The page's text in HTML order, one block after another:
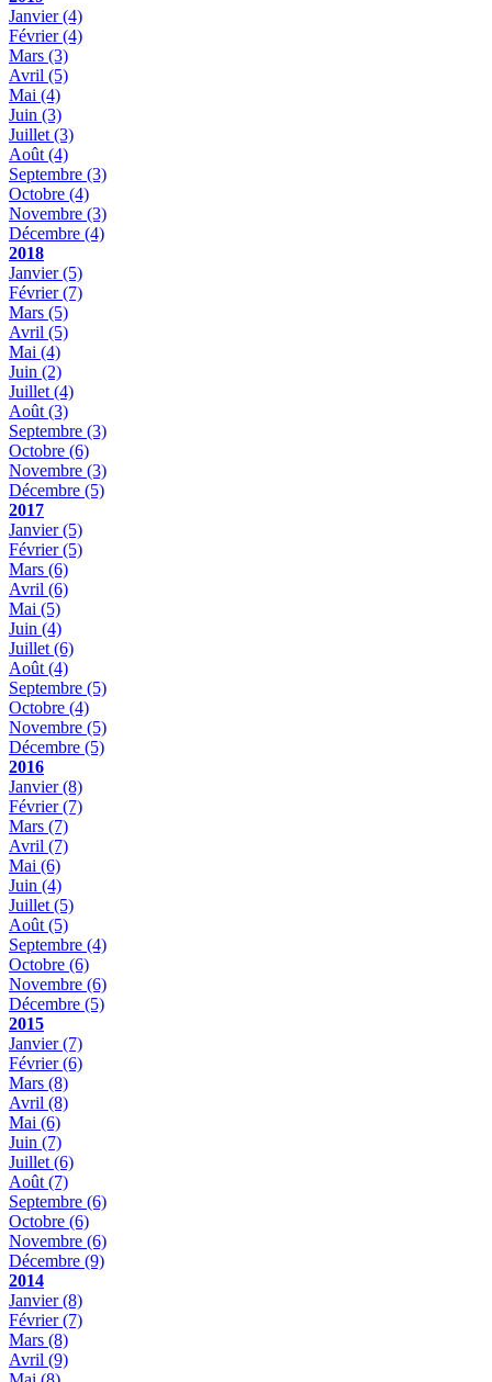
Janvier(4)
Février(4)
Mars (3)
Avril (5)
Mai (4)
Juin (3)
Juillet (3)
Août (4)
Septembre (3)
Octobre (4)
Novembre (3)
Décembre (4)
2018
Janvier(5)
Février(7)
Mars (5)
Avril (5)
Mai (4)
Juin (2)
Juillet (4)
Août (3)
Septembre (3)
Octobre (6)
Novembre (3)
Décembre (5)
2017
Janvier(5)
Février(5)
Mars (6)
Avril (6)
Mai (5)
Juin (4)
Juillet (6)
Août (4)
Septembre (5)
Octobre (4)
Novembre (5)
Décembre (5)
2016
Janvier(8)
Février(7)
Mars (7)
Avril (7)
Mai (6)
Juin (4)
Juillet (5)
Août (5)
Septembre (4)
Octobre (6)
Novembre (6)
Décembre (5)
2015
Janvier(7)
Février(6)
Mars (8)
Avril (8)
Mai (6)
Juin (7)
Juillet (6)
Août (7)
Septembre (6)
Octobre (6)
Novembre (6)
Décembre (9)
2014
Janvier(8)
Février(7)
Mars (8)
Avril (9)